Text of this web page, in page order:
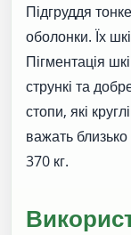
Підгруддя
оболонки. Їх
Пігментація
стрункі та
стопи, які
важать
370 кг.